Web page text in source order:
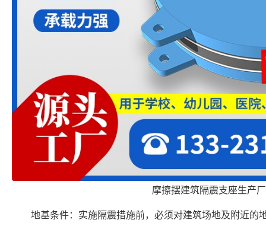
摩擦摆建筑隔震支座生产
地基条件：实施隔震措施前，必须对建筑场地及附近的